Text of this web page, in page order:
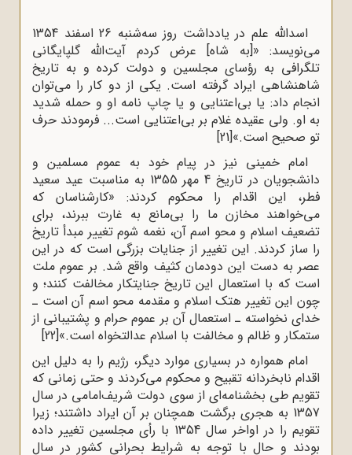
اسدالله علم در یادداشت روز سه‌شنبه 26 اسفند 1354
می‌نویسد: «[به شاه] عرض کردم آیت‌الله گلپایگانی
تلگرافی به رؤسای مجلسین و دولت کرده و به تاریخ
شاهنشاهی ایراد گرفته است. یکی از دو کار را می‌توان
انجام داد: یا بی‌اعتنایی و یا چاپ نامه او و حمله شدید
به او. ولی عقیده غلام بر بی‌اعتنایی است... فرمودند حرف
تو صحیح است.»[21]
امام خمینی نیز در پیام خود به عموم مسلمین و
دانشجویان در تاریخ 4 مهر 1355 به مناسبت عید سعید
فطر، این اقدام را محکوم کردند: «کارشناسان که
می‌خواهند مخازن ما را بی‌مانع به غارت ببرند، برای
تضعیف اسلام و‌‌ ‌‌محو اسم آن، نغمه شوم تغییر مبدأ تاریخ
را ساز کردند. این تغییر از جنایات بزرگی است‌‌ ‌‌که در این
عصر به دست این دودمان کثیف واقع شد. بر عموم ملت
است که با استعمال‌‌ ‌‌این تاریخ جنایتکار مخالفت کنند؛ و
چون این تغییر هتک اسلام و مقدمه محو اسم آن‌‌ ‌‌است ـ
خدای نخواسته ـ استعمال آن بر عموم حرام و پشتیبانی از
ستمکار و ظالم و‌‌ ‌‌مخالفت با اسلام عدالتخواه است.»[22]
امام همواره در بسیاری موارد دیگر، رژیم را به ‌دلیل این
اقدام نابخردانه تقبیح و محکوم می‌کردند و حتی زمانی ‌که
تقویم طی بخشنامه‌ای از سوی دولت شریف‌امامی در سال
1357 به هجری برگشت همچنان بر آن ایراد داشتند؛ زیرا
تقویم را در اواخر سال 1354 با رأی مجلسین تغییر داده
بودند و حال با توجه به شرایط بحرانی کشور در سال